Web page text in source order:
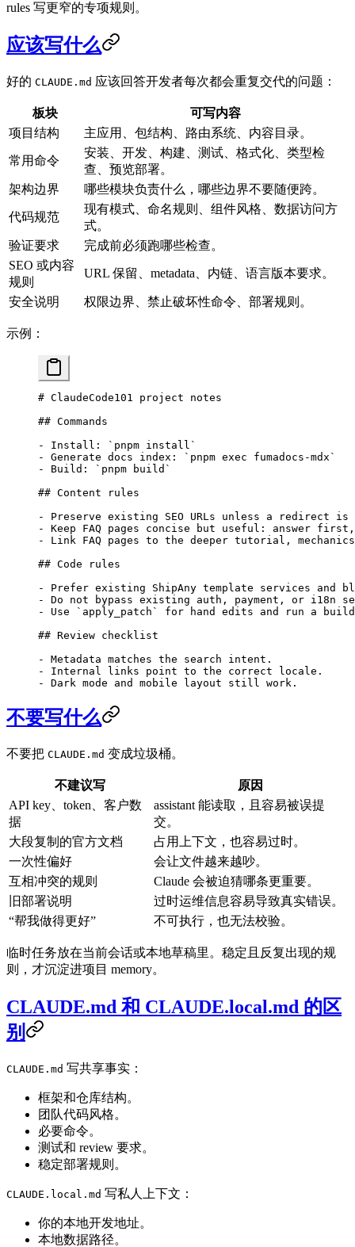
rules 写更窄的专项规则。
应该写什么
好的 CLAUDE.md 应该回答开发者每次都会重复交代的问题：
板块
可写内容
项目结构
主应用、包结构、路由系统、内容目录。
常用命令
安装、开发、构建、测试、格式化、类型检
查、预览部署。
架构边界
哪些模块负责什么，哪些边界不要随便跨。
代码规范
现有模式、命名规则、组件风格、数据访问方
式。
验证要求
完成前必须跑哪些检查。
SEO 或内容
规则
URL 保留、metadata、内链、语言版本要求。
安全说明 权限边界、禁止破坏性命令、部署规则。
示例：
# ClaudeCode101 project notes
## Commands
-
Install:
`pnpm install`
-
Generate docs index:
`pnpm exec fumadocs-mdx`
-
Build:
`pnpm build`
## Content rules
-
Preserve existing SEO URLs unless a redirect is
-
Keep FAQ pages concise but useful: answer
-
Link FAQ pages to the deeper tutorial,
## Code rules
-
Prefer existing ShipAny template services and
-
Do not bypass existing auth, payment, or i18n
-
Use `apply_patch`
for hand edits and run a
## Review checklist
-
Metadata matches the search intent.
-
Internal links point to the correct locale.
-
Dark mode and mobile layout still work.
不要写什么
不要把 CLAUDE.md 变成垃圾桶。
不建议写
原因
API key、token、客户数
据
assistant 能读取，且容易被误提
交。
大段复制的官方文档
占用上下文，也容易过时。
一次性偏好
会让文件越来越吵。
互相冲突的规则
Claude 会被迫猜哪条更重要。
旧部署说明
过时运维信息容易导致真实错误。
“帮我做得更好”
不可执行，也无法校验。
临时任务放在当前会话或本地草稿里。稳定且反复出现的规
则，才沉淀进项目 memory。
CLAUDE.md 和 CLAUDE.local.md 的区
别
CLAUDE.md 写共享事实：
框架和仓库结构。
团队代码风格。
必要命令。
测试和 review 要求。
稳定部署规则。
CLAUDE.local.md 写私人上下文：
你的本地开发地址。
本地数据路径。